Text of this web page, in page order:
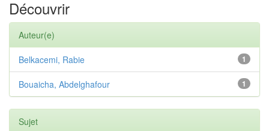
Découvrir
Auteur(e)
1
Belkacemi, Rabie
1
Bouaicha, Abdelghafour
Sujet